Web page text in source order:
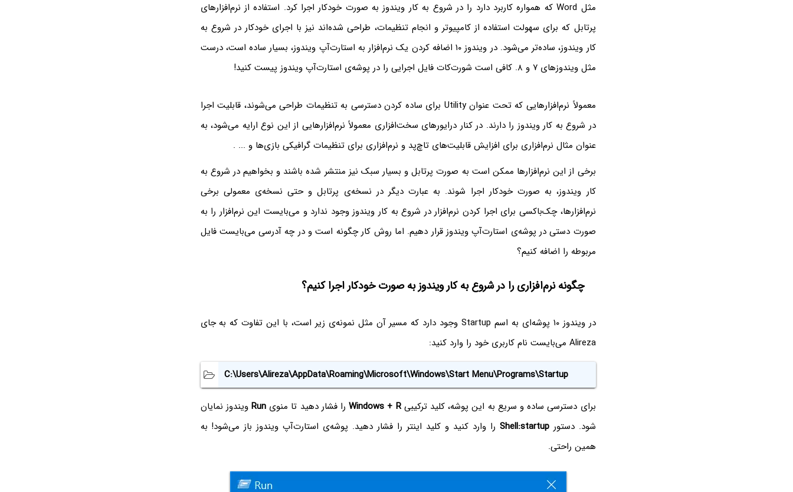
مثل Word که همواره کاربرد دارد را در شروع به کار ویندوز به صورت خودکار اجرا کرد. استفاده از نرم‌افزارهای
پرتابل که برای سهولت استفاده از کامپیوتر و انجام تنظیمات، طراحی شده‌اند نیز با اجرای خودکار در شروع به
کار ویندوز، ساده‌تر می‌شود. در ویندوز ۱۰ اضافه کردن یک نرم‌افزار به استارت‌آپ ویندوز، بسیار ساده است، درست
مثل ویندوزهای ۷ و ۸. کافی است شورت‌کات فایل اجرایی را در پوشه‌ی استارت‌آپ ویندوز پیست کنید!
معمولاً نرم‌افزارهایی که تحت عنوان Utility‌ برای ساده کردن دسترسی به تنظیمات طراحی می‌شوند، قابلیت اجرا
در شروع به کار ویندوز را دارند. در کنار درایورهای سخت‌افزاری معمولاً نرم‌افزارهایی از این نوع ارایه می‌شود، به
عنوان مثال نرم‌افزاری برای افزایش قابلیت‌های تاچ‌پد و نرم‌افزاری برای تنظیمات گرافیکی بازی‌ها و ... .
برخی از این نرم‌افزارها ممکن است به صورت پرتابل و بسیار سبک نیز منتشر شده باشند و بخواهیم در شروع به
کار ویندوز، به صورت خودکار اجرا شوند. به عبارت دیگر در نسخه‌ی پرتابل و حتی نسخه‌ی معمولی برخی
نرم‌افزارها، چک‌باکسی برای اجرا کردن نرم‌افزار در شروع به کار ویندوز وجود ندارد و می‌بایست این نرم‌افزار را به
صورت دستی در پوشه‌ی استارت‌آپ ویندوز قرار دهیم. اما روش کار چگونه است و در چه آدرسی می‌بایست فایل
مربوطه را اضافه کنیم؟
چگونه نرم‌افزاری را در شروع به کار ویندوز به صورت خودکار اجرا کنیم؟
در ویندوز ۱۰ پوشه‌ای به اسم Startup وجود دارد که مسیر آن مثل نمونه‌ی زیر است، با این تفاوت که به جای
Alireza می‌بایست نام کاربری خود را وارد کنید:
C:\Users\Alireza\AppData\Roaming\Microsoft\Windows\Start Menu\Programs\Startup
برای دسترسی ساده و سریع به این پوشه، کلید ترکیبیWindows + Rرا فشار دهید تا منویRun ویندوز نمایان
شود. دستورShell:startup را وارد کنید و کلید اینتر را فشار دهید. پوشه‌ی استارت‌آپ ویندوز باز می‌شود! به
همین راحتی.